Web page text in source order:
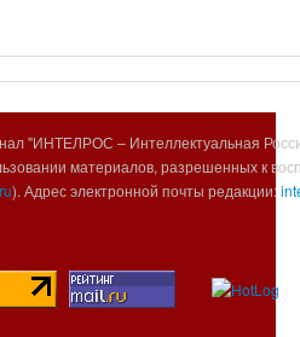
"ИНТЕЛРОС – Интеллектуальная
материалов, разрешенных к
). Адрес электронной почты редакции: